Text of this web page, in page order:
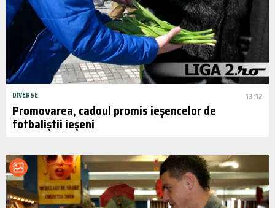
DIVERSE 13:12
Promovarea, cadoul promis ieșencelor de
fotbaliștii ieșeni